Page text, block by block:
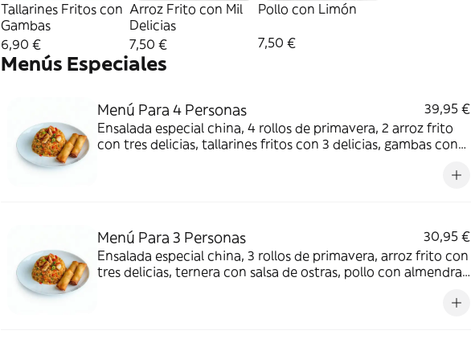
Tallarines Fritos con
Gambas
6,90 €
Arroz Frito con Mil
Delicias
7,50 €
Pollo con Limón
7,50 €
Menús Especiales
Menú Para 4 Personas
39,95 €
Ensalada especial china, 4 rollos de primavera, 2 arroz frito
con tres delicias, tallarines fritos con 3 delicias, gambas con
Menú Para 3 Personas
30,95 €
Ensalada especial china, 3 rollos de primavera, arroz frito con
tres delicias, ternera con salsa de ostras, pollo con almendras